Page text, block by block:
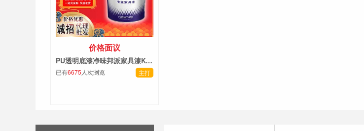
价格面议
PU透明底漆净味邦派家具漆K-133
已有6675 人次浏览 主打